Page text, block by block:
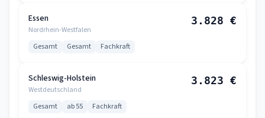
Essen
Nordrhein-Westfalen
3.828 €
Gesamt Gesamt Fachkraft
Schleswig-Holstein
Westdeutschland
3.823 €
Gesamt ab 55 Fachkraft